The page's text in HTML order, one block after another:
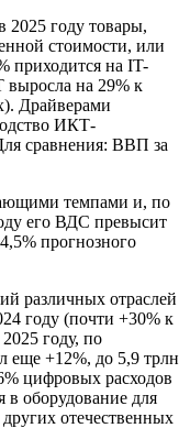
2025 году товары,
стоимости, или
приходится на IT-
на 29% к
Драйверами
ИКТ-
сравнения: ВВП за
темпами и, по
его ВДС превысит
прогнозного
различных отраслей
году (почти +30% к
году, по
еще +12%, до 5,9 трлн
цифровых расходов
в оборудование для
отечественных